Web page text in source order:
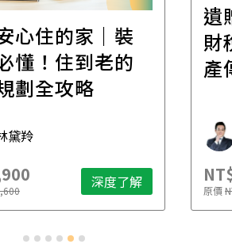
心住的家｜裝
懂！住到老的
劃全攻略
黛羚
深度了解
遺
財
產
原價